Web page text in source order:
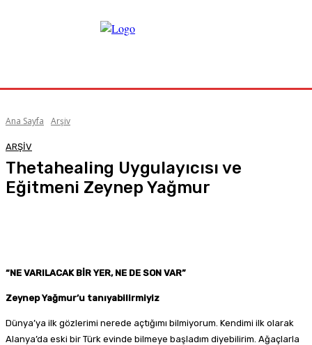
Ana Sayfa Arşiv
ARŞIV
Thetahealing Uygulayıcısı ve
Eğitmeni Zeynep Yağmur
“NE VARILACAK BİR YER, NE DE SON VAR”
Zeynep Yağmur’u tanıyabilirmiyiz
Dünya’ya ilk gözlerimi nerede açtığımı bilmiyorum. Kendimi ilk olarak
Alanya’da eski bir Türk evinde bilmeye başladım diyebilirim. Ağaçlarla